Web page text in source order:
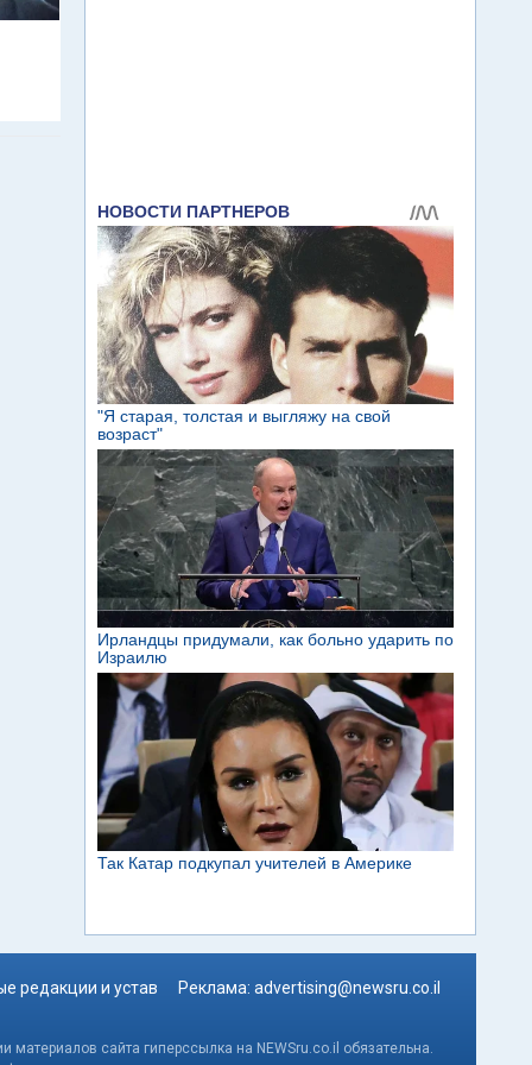
редакции и устав Реклама: advertising@newsru.co.il
сайта гиперссылка на NEWSru.co.il обязательна.